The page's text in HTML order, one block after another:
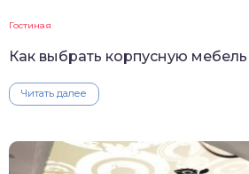
Гостиная
Как выбрать корпусную мебель
Читать далее